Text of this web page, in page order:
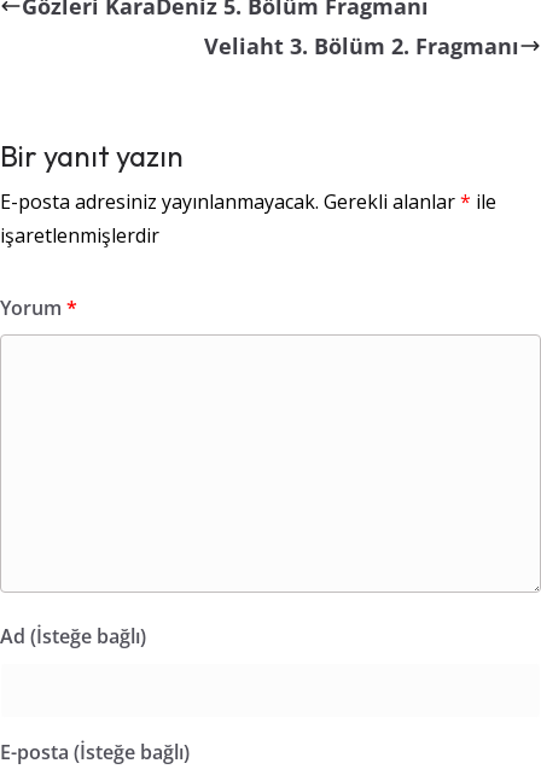
Gözleri KaraDeniz 5. Bölüm Fragmanı
Veliaht 3. Bölüm 2. Fragmanı
Bir yanıt yazın
E-posta adresiniz yayınlanmayacak. Gerekli alanlar* ile
işaretlenmişlerdir
Yorum *
Ad (İsteğe bağlı)
E-posta (İsteğe bağlı)